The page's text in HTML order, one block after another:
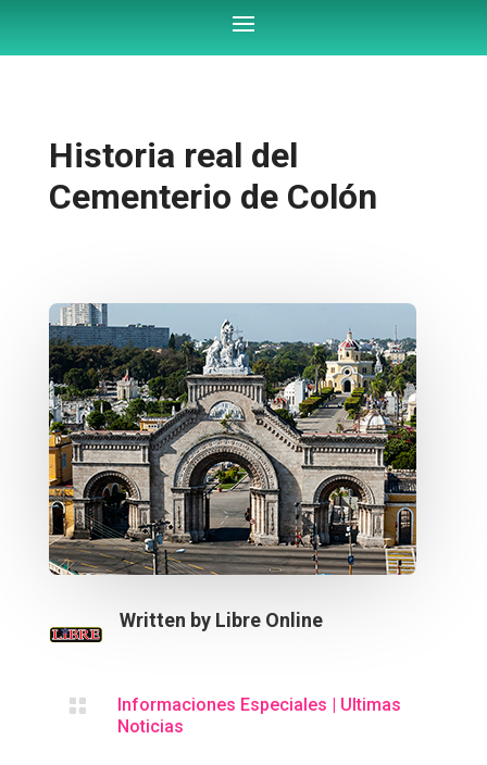
Historia real del
Cementerio de Colón
Written by Libre Online
 Informaciones Especiales | Ultimas
Noticias